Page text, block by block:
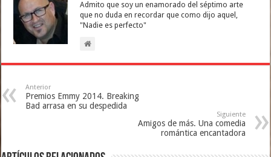
Admito que soy un enamorado del séptimo arte
que no duda en recordar que como dijo aquel,
"Nadie es perfecto"
Anterior
Premios Emmy 2014. Breaking
Bad arrasa en su despedida
Siguiente
Amigos de más. Una comedia
romántica encantadora